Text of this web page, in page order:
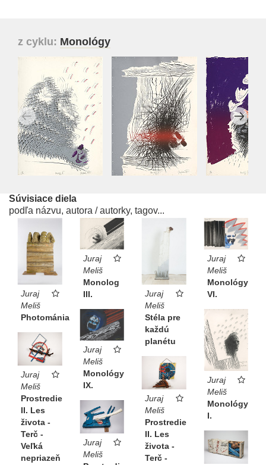
z cyklu: Monológy
Súvisiace diela
podľa názvu, autora / autorky, tagov...
Juraj
Meliš
Photománia
Juraj
Meliš
Monolog
III.
Juraj
Meliš
Stéla pre
každú
planétu
Juraj
Meliš
Monológy
VI.
Juraj
Meliš
Monológy
IX.
Juraj
Meliš
Monológy
I.
Juraj
Meliš
Prostredie
II. Les
života -
Terč -
Veľká
nepriazeň
Juraj
Meliš
Prostredie
II. Les
života -
Terč -
Juraj
Meliš